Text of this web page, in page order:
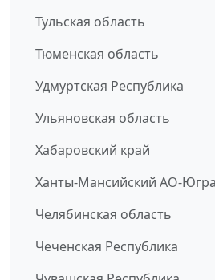
Тульская область
Тюменская область
Удмуртская Республика
Ульяновская область
Хабаровский край
Ханты-Мансийский АО-Югра
Челябинская область
Чеченская Республика